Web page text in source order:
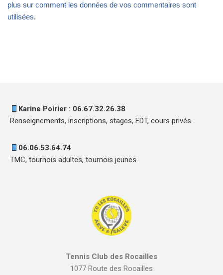
plus sur comment les données de vos commentaires sont
utilisées.
Karine Poirier : 06.67.32.26.38
Renseignements, inscriptions, stages, EDT, cours privés.
06.06.53.64.74
TMC, tournois adultes, tournois jeunes.
Tennis Club des Rocailles
1077 Route des Rocailles